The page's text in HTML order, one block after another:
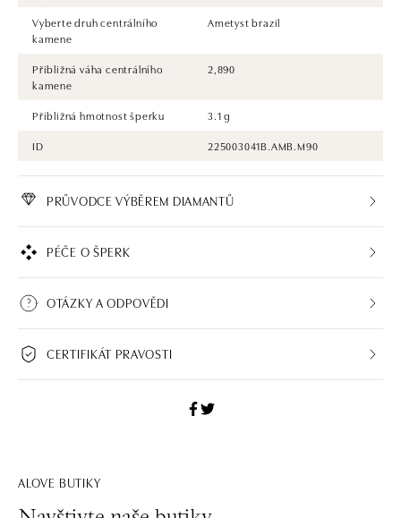
Vyberte druh centrálního
kamene
Ametyst brazil
Přibližná váha centrálního
kamene
2,890
Přibližná hmotnost šperku
3.1 g
ID
225003041B.AMB.M90
PRŮVODCE VÝBĚREM DIAMANTŮ
PÉČE O ŠPERK
OTÁZKY A ODPOVĚDI
CERTIFIKÁT PRAVOSTI
ALOVE BUTIKY